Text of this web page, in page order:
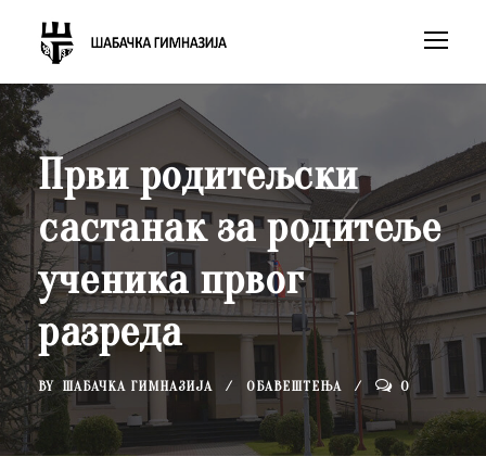
Први родитељски
састанак за родитеље
ученика првог
разреда
BY ШАБАЧКА ГИМНАЗИЈА ОБАВЕШТЕЊА 0